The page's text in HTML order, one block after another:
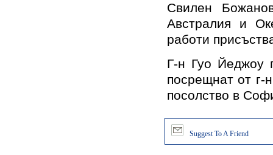
Свилен
Австралия и
работи
Г-н Гуо Йеджоу
посрещнат от г-
посолство в
Suggest To A Friend